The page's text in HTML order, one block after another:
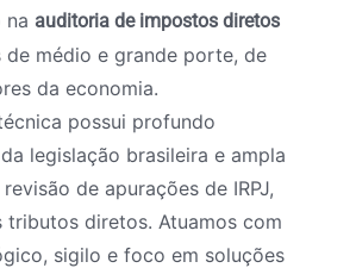
na auditoria de impostos diretos
de médio e grande porte, de
da economia.
possui profundo
legislação brasileira e ampla
de apurações de IRPJ,
tributos diretos. Atuamos com
sigilo e foco em soluções